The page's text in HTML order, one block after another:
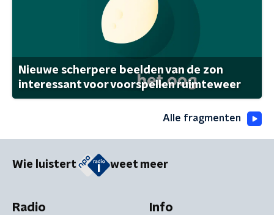
Nieuwe scherpere beelden van de zon
interessant voor voorspellen ruimteweer
Alle fragmenten
Wie luistert weet meer
Radio Info